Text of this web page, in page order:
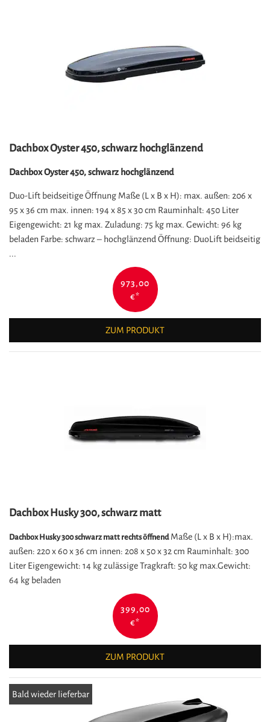
Dachbox Oyster 450, schwarz hochglänzend
Dachbox Oyster 450, schwarz hochglänzend
Duo-Lift beidseitige Öffnung Maße (L x B x H): max. außen: 206 x
95 x 36 cm max. innen: 194 x 85 x 30 cm Rauminhalt: 450 Liter
Eigengewicht: 21 kg max. Zuladung: 75 kg max. Gewicht: 96 kg
beladen Farbe: schwarz – hochglänzend Öffnung: DuoLift beidseitig
...
973,00
€*
ZUM PRODUKT
Dachbox Husky 300, schwarz matt
Dachbox Husky 300 schwarz matt rechts öffnendMaße (L x B x H):max.
außen: 220 x 60 x 36 cm innen: 208 x 50 x 32 cm Rauminhalt: 300
Liter Eigengewicht: 14 kg zulässige Tragkraft: 50 kg max.Gewicht:
64 kg beladen
399,00
€*
ZUM PRODUKT
Bald wieder lieferbar